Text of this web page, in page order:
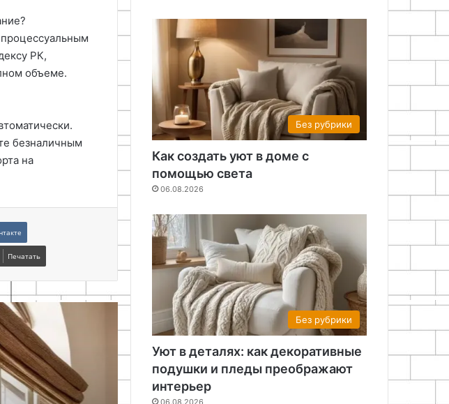
РК,
объеме.
безналичным
на
Печатать
Без рубрики
Без рубрики
Как создать уют в доме с
помощью света
06.08.2026
Без рубрики
Уют в деталях: как декоративные
подушки и пледы преображают
интерьер
06.08.2026